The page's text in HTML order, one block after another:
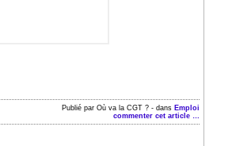
Publié par Où va la CGT ? -dans Emploi
commenter cet article …